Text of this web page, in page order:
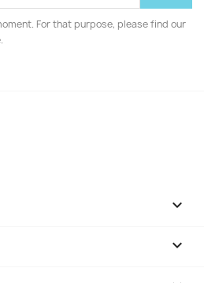
For that purpose, please find our

